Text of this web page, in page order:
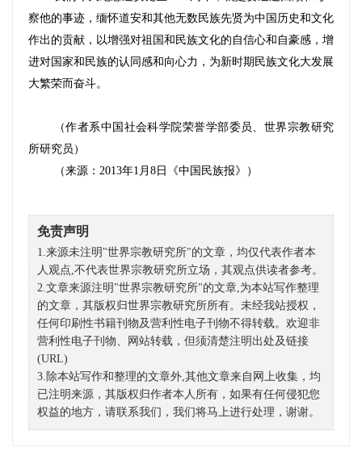
察他的事迹，缅怀道安和其他无数民族先贤为中国历史和文化
作出的贡献，以增强对祖国和民族文化的自信心和自豪感，增
进对国家和民族的认同感和向心力，为新时期民族文化大发展
大繁荣而奋斗。
（作者系中国社会科学院荣誉学部委员、世界宗教研究
所研究员）
（来源： 2013年1 月 8日《中国民族报》）
免责声明
1.来源未注明"世界宗教研究所"的文章，均仅代表作者本
人观点,不代表世界宗教研究所立场，其观点供读者参考。
2.文章来源注明"世界宗教研究所"的文章,为本站写作整理
的文章，其版权归世界宗教研究所所有。未经我站授权，
任何印刷性书籍刊物及营利性电子刊物不得转载。欢迎非
营利性电子刊物、网站转载，但须清楚注明出处及链接
(URL)
3.除本站写作和整理的文章外,其他文章来自网上收集，均
已注明来源，其版权归作者本人所有，如果有任何侵犯您
权益的地方，请联系我们，我们将马上进行处理，谢谢。